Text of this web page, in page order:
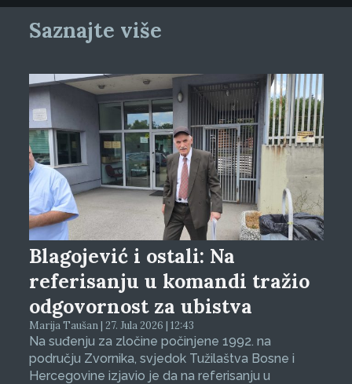
Saznajte više
Blagojević i ostali: Na
referisanju u komandi tražio
odgovornost za ubistva
Marija Taušan | 27. Jula 2026 | 12:43
Na suđenju za zločine počinjene 1992. na
području Zvornika, svjedok Tužilaštva Bosne i
Hercegovine izjavio je da na referisanju u